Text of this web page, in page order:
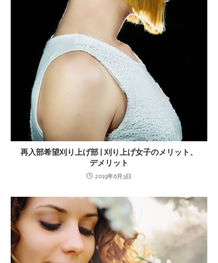
再入部希望刈り上げ部 | 刈り上げ女子のメリット、
デメリット
2019年6月3日